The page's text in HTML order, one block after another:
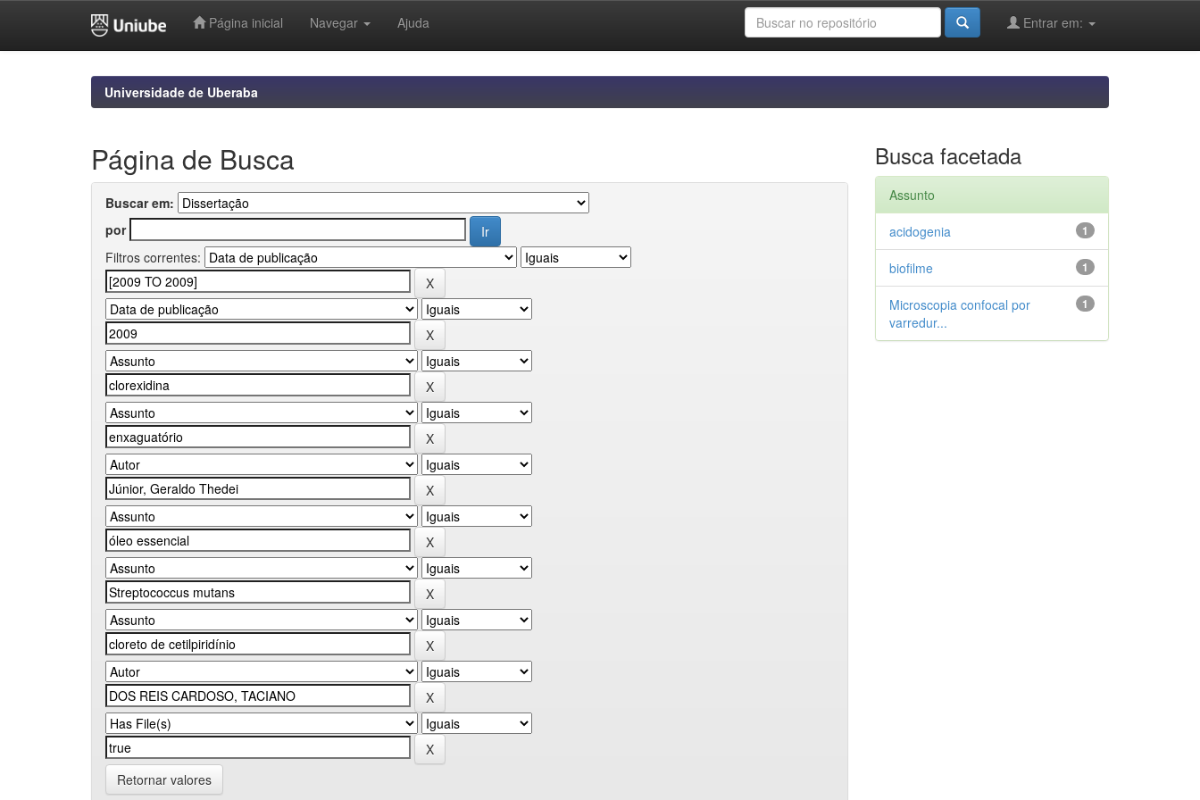
Página inicial Navegar Ajuda Entrar em:
Universidade de Uberaba
Página de Busca
Buscar em:
por
Filtros correntes:
Retornar valores
Busca facetada
Assunto
1
acidogenia
1
biofilme
1
Microscopia confocal por
varredur...